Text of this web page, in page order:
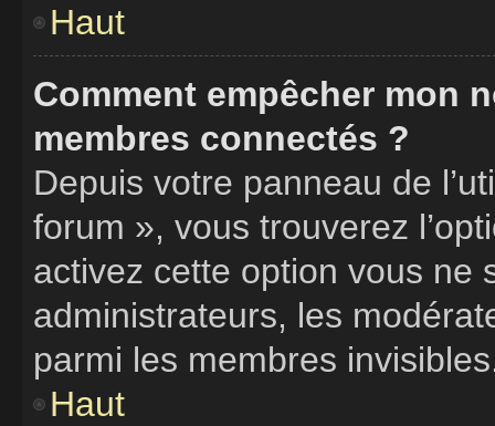
Haut
Comment empêcher mon
membres connectés ?
Depuis votre panneau de
forum », vous trouverez
activez cette option vous ne
administrateurs, les
parmi les membres
Haut